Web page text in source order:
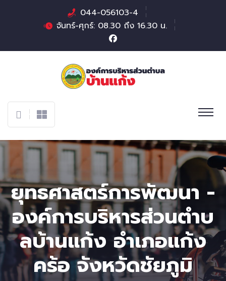
044-056103-4
จันทร์-ศุกร์: 08.30 ถึง 16.30 น.
ยุทธศาสตร์การพัฒนา -
องค์การบริหารส่วนตําบ
ลบ้านแก้ง อำเภอแก้ง
คร้อ จังหวัดชัยภูมิ